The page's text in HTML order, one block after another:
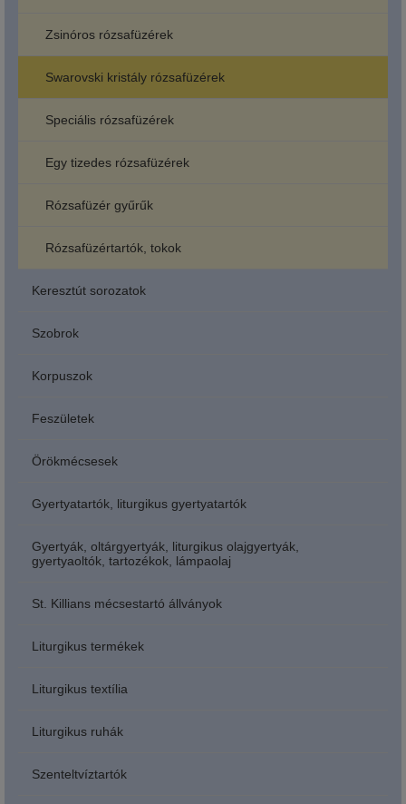
Zsinóros rózsafüzérek
Swarovski kristály rózsafüzérek
Speciális rózsafüzérek
Egy tizedes rózsafüzérek
Rózsafüzér gyűrűk
Rózsafüzértartók, tokok
Keresztút sorozatok
Szobrok
Korpuszok
Feszületek
Örökmécsesek
Gyertyatartók, liturgikus gyertyatartók
Gyertyák, oltárgyertyák, liturgikus olajgyertyák,
gyertyaoltók, tartozékok, lámpaolaj
St. Killians mécsestartó állványok
Liturgikus termékek
Liturgikus textília
Liturgikus ruhák
Szenteltvíztartók